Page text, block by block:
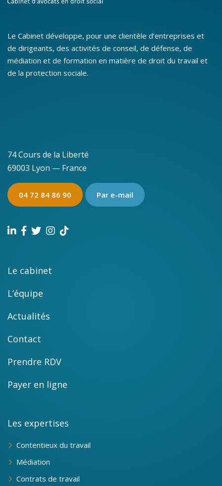
Le Cabinet développe, pour une clientèle d’entreprises et
de dirigeants, des activités de conseil, de défense, de
médiation et de formation en matière de droit du travail et
de la protection sociale.
74 Cours de la Liberté
69003 Lyon — France
04 72 84 86 90 Par e-mail
Le cabinet
L’équipe
Actualités
Contact
Prendre RDV
Payer en ligne
Les expertises
Contentieux du travail
Médiation
Contrats de travail